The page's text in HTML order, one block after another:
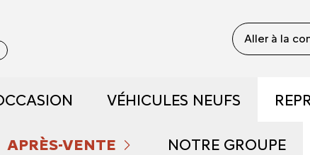
Aller à la
VÉHICULES NEUFS
DÉCOUVREZ NOTRE
APRÈS-VENTE NOTRE GROUPE